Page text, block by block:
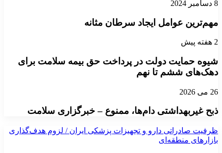
8 دسامبر 2024
مهم‌ترین عوامل ایجاد سرطان مثانه
2 هفته پیش
شیوه حمایت دولت در پرداخت حق بیمه سلامت برای
دهک‌های ششم تا نهم
26 می 2026
ذبح غیربهداشتی دام‌ها، ممنوع – خبرگزاری سلامت
ظرفیت صادراتی دارو و تجهیزات پزشکی ایران / لزوم هدف‌گذاری
بازارهای منطقه‌ای